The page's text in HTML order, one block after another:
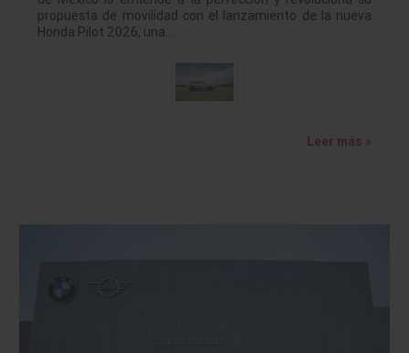
propuesta de movilidad con el lanzamiento de la nueva
Honda Pilot 2026, una…
Leer más »